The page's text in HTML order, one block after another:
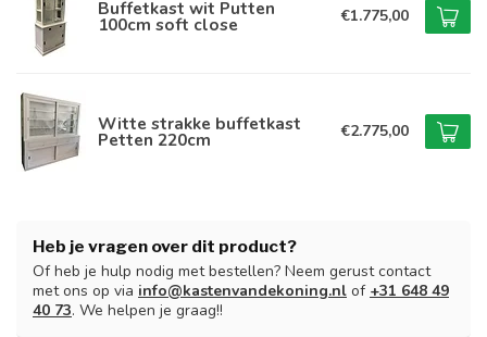
Buffetkast wit Putten
100cm soft close €1.775,00
Witte strakke buffetkast
Petten 220cm €2.775,00
Heb je vragen over dit product?
Of heb je hulp nodig met bestellen? Neem gerust contact
met ons op via info@kastenvandekoning.nl of +31 648 49
40 73. We helpen je graag!!